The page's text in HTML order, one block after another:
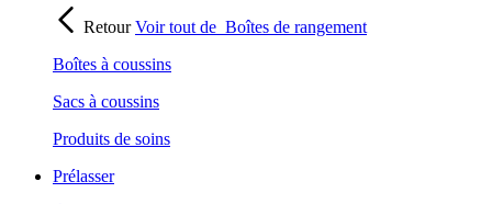
RetourVoir tout de Boîtes de rangement
Boîtes à coussins
Sacs à coussins
Produits de soins
Prélasser